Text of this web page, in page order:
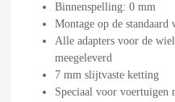
Binnenspelling: 0 mm
Montage op de standaard
Alle adapters voor de
meegeleverd
7 mm slijtvaste ketting
Speciaal voor